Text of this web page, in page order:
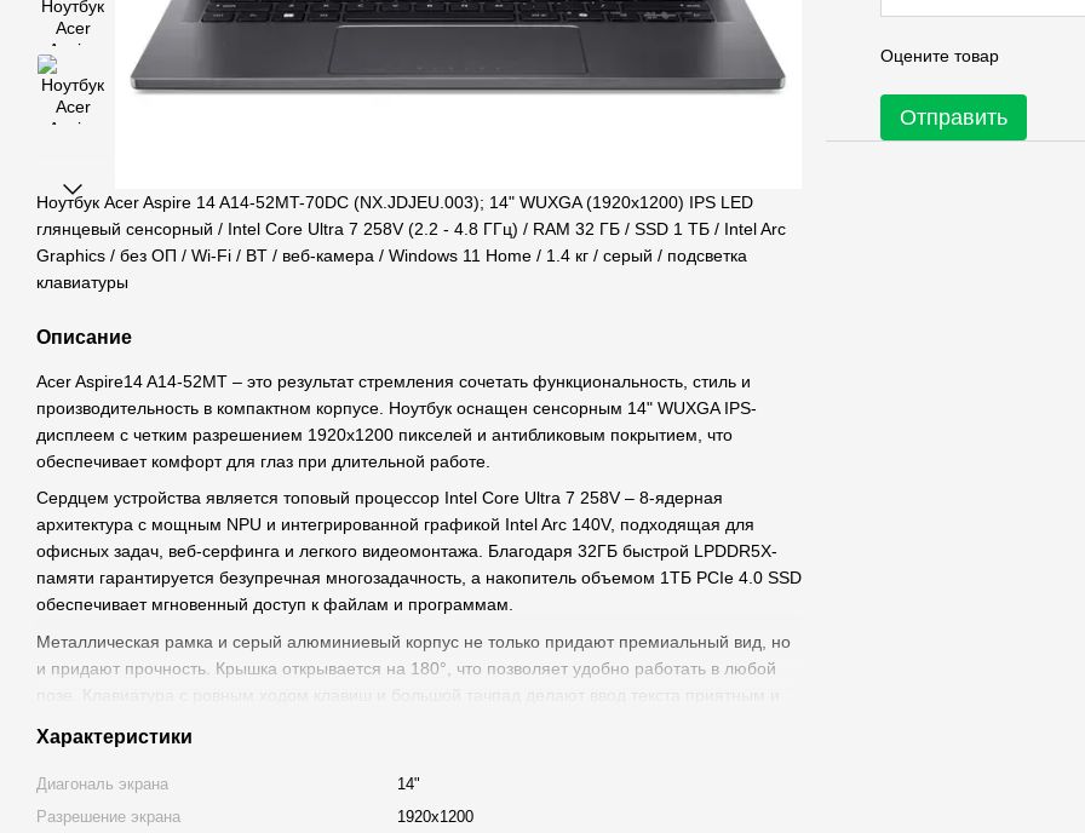
Ноутбук Acer Aspire 14 A14-52MT-70DC (NX.JDJEU.003); 14" WUXGA (1920x1200) IPS LED
глянцевый сенсорный / Intel Core Ultra 7 258V (2.2 - 4.8 ГГц) / RAM 32 ГБ / SSD 1 ТБ / Intel Arc
Graphics / без ОП / Wi-Fi / BT / веб-камера / Windows 11 Home / 1.4 кг / серый / подсветка
клавиатуры
Описание
Acer Aspire14 A14-52MT – это результат стремления сочетать функциональность, стиль и
производительность в компактном корпусе. Ноутбук оснащен сенсорным 14" WUXGA IPS-
дисплеем с четким разрешением 1920х1200 пикселей и антибликовым покрытием, что
обеспечивает комфорт для глаз при длительной работе.
Сердцем устройства является топовый процессор Intel Core Ultra 7 258V – 8-ядерная
архитектура с мощным NPU и интегрированной графикой Intel Arc 140V, подходящая для
офисных задач, веб-серфинга и легкого видеомонтажа. Благодаря 32ГБ быстрой LPDDR5X-
памяти гарантируется безупречная многозадачность, а накопитель объемом 1ТБ PCIe 4.0 SSD
обеспечивает мгновенный доступ к файлам и программам.
Металлическая рамка и серый алюминиевый корпус не только придают премиальный вид, но
и придают прочность. Крышка открывается на 180°, что позволяет удобно работать в любой
позе. Клавиатура с ровным ходом клавиш и большой тачпад делают ввод текста приятным и
система двойных микрофонов с шумоподавлением – голос передается четко даже в шумной
среде.
Характеристики
Диагональ экрана
14"
Разрешение экрана
1920x1200
Оцените товар
Отправить